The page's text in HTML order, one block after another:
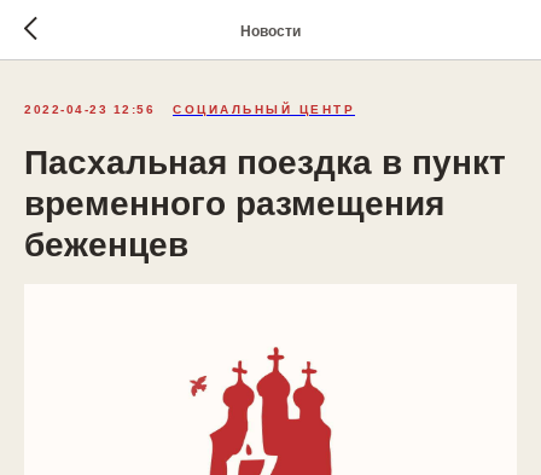
Новости
2022-04-23 12:56 СОЦИАЛЬНЫЙ ЦЕНТР
Пасхальная поездка в пункт
временного размещения
беженцев